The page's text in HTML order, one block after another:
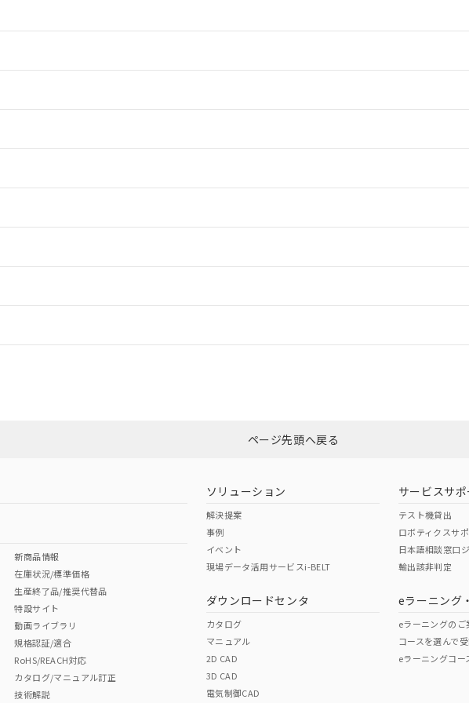
（日本
（アメリカ
この製品の規格認証/適合
その他の認証はこちらのページからご
ページ先頭へ戻る
新商品情報
在庫状況/標準価格
生産終了品/推奨代替品
特設サイト
動画ライブラリ
規格認証/適合
RoHS/REACH対応
カタログ/マニュアル訂正
技術解説
ソリューション
解決提案
事例
イベント
現場データ活用サービスi-BELT
ダウンロードセンタ
カタログ
マニュアル
2D CAD
3D CAD
電気制御CAD
サービスサポ
テスト機貸出
ロボティクスサ
日本語相談窓口
輸出該非判定
eラーニング
eラーニングのご
コースを選んで
eラーニングコー